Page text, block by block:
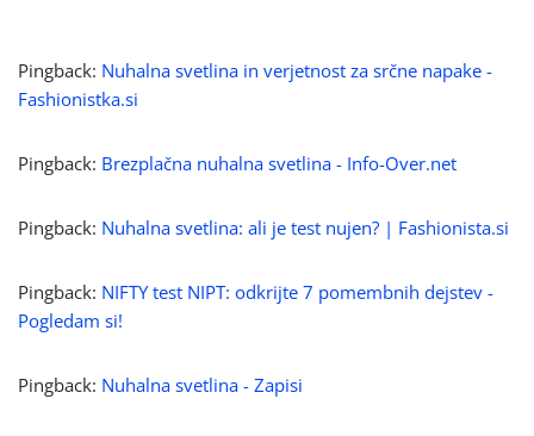
Pingback: Nuhalna svetlina in verjetnost za srčne napake -
Fashionistka.si
Pingback: Brezplačna nuhalna svetlina - Info-Over.net
Pingback: Nuhalna svetlina: ali je test nujen? | Fashionista.si
Pingback: NIFTY test NIPT: odkrijte 7 pomembnih dejstev -
Pogledam si!
Pingback: Nuhalna svetlina - Zapisi